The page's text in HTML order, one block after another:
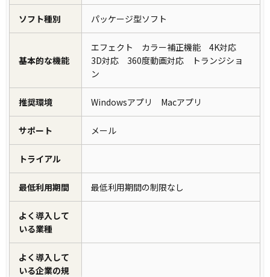
ソフト種別 パッケージ型ソフト
基本的な機能
エフェクト カラー補正機能 4K対応
3D対応 360度動画対応 トランジショ
ン
推奨環境 Windowsアプリ Macアプリ
サポート メール
トライアル
最低利用期間 最低利用期間の制限なし
よく導入して
いる業種
よく導入して
いる企業の規